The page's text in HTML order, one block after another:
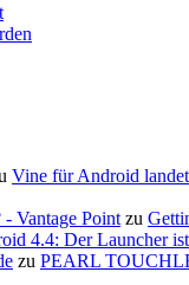
Vine für Android
- Vantage Pointzu
4.4: Der Launcher
zu PEARL